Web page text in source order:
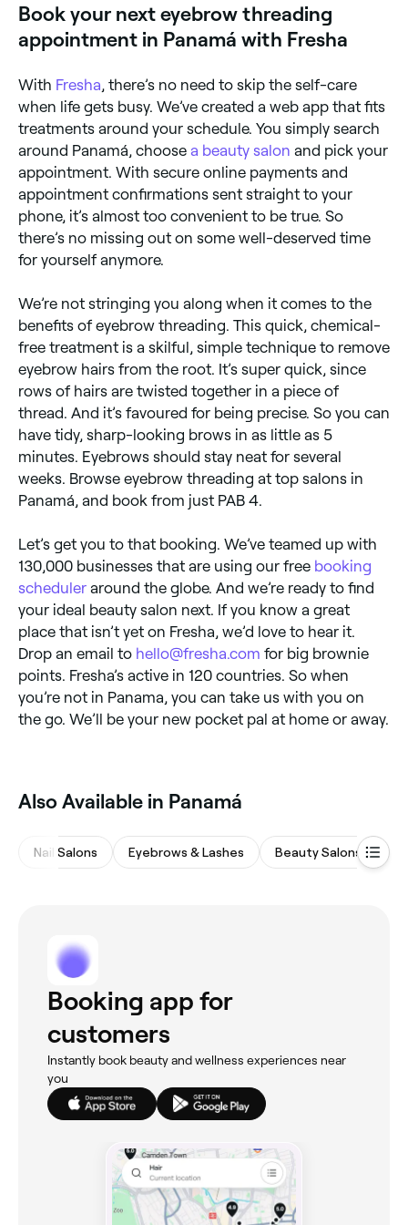
Book your next eyebrow threading
appointment in Panamá with Fresha
With Fresha, there’s no need to skip the self-care
when life gets busy. We’ve created a web app that fits
treatments around your schedule. You simply search
around Panamá, choose a beauty salon and pick your
appointment. With secure online payments and
appointment confirmations sent straight to your
phone, it’s almost too convenient to be true. So
there’s no missing out on some well-deserved time
for yourself anymore.
We’re not stringing you along when it comes to the
benefits of eyebrow threading. This quick, chemical-
free treatment is a skilful, simple technique to remove
eyebrow hairs from the root. It’s super quick, since
rows of hairs are twisted together in a piece of
thread. And it’s favoured for being precise. So you can
have tidy, sharp-looking brows in as little as 5
minutes. Eyebrows should stay neat for several
weeks. Browse eyebrow threading at top salons in
Panamá, and book from just PAB 4.
Let’s get you to that booking. We’ve teamed up with
130,000 businesses that are using our free booking
scheduler around the globe. And we’re ready to find
your ideal beauty salon next. If you know a great
place that isn’t yet on Fresha, we’d love to hear it.
Drop an email to hello@fresha.com for big brownie
points. Fresha’s active in 120 countries. So when
you’re not in Panama, you can take us with you on
the go. We’ll be your new pocket pal at home or away.
Also Available in Panamá
Nail Salons Eyebrows & Lashes Beauty Salons
Booking app for
customers
Instantly book beauty and wellness experiences near
you